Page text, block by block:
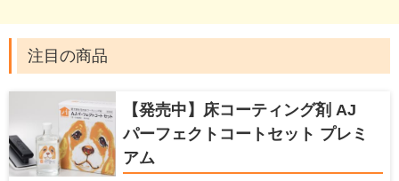
注目の商品
【発売中】床コーティング剤 AJ
パーフェクトコートセット プレミ
アム